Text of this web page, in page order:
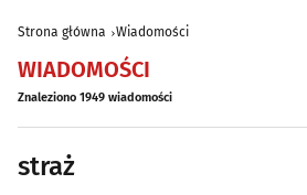
Strona główna Wiadomości
WIADOMOŚCI
Znaleziono 1949 wiadomości
straż